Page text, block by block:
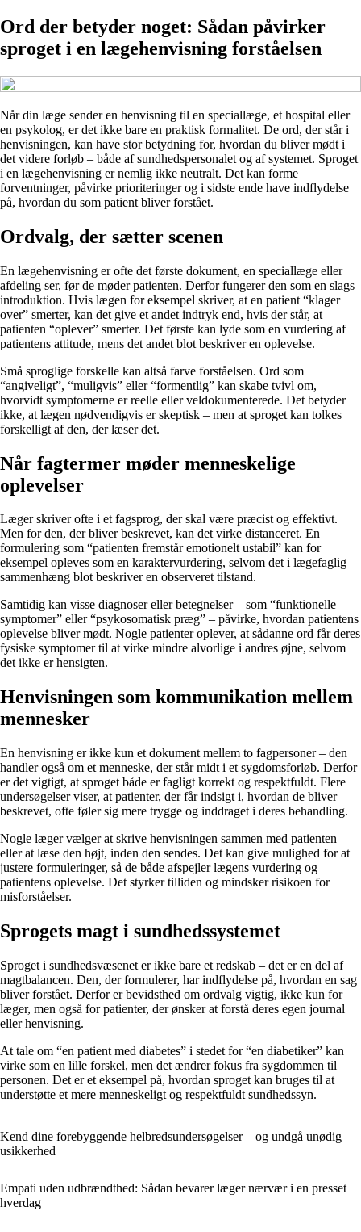
Ord der betyder noget: Sådan påvirker
sproget i en lægehenvisning forståelsen
Når din læge sender en henvisning til en speciallæge, et hospital eller
en psykolog, er det ikke bare en praktisk formalitet. De ord, der står i
henvisningen, kan have stor betydning for, hvordan du bliver mødt i
det videre forløb – både af sundhedspersonalet og af systemet. Sproget
i en lægehenvisning er nemlig ikke neutralt. Det kan forme
forventninger, påvirke prioriteringer og i sidste ende have indflydelse
på, hvordan du som patient bliver forstået.
Ordvalg, der sætter scenen
En lægehenvisning er ofte det første dokument, en speciallæge eller
afdeling ser, før de møder patienten. Derfor fungerer den som en slags
introduktion. Hvis lægen for eksempel skriver, at en patient “klager
over” smerter, kan det give et andet indtryk end, hvis der står, at
patienten “oplever” smerter. Det første kan lyde som en vurdering af
patientens attitude, mens det andet blot beskriver en oplevelse.
Små sproglige forskelle kan altså farve forståelsen. Ord som
“angiveligt”, “muligvis” eller “formentlig” kan skabe tvivl om,
hvorvidt symptomerne er reelle eller veldokumenterede. Det betyder
ikke, at lægen nødvendigvis er skeptisk – men at sproget kan tolkes
forskelligt af den, der læser det.
Når fagtermer møder menneskelige
oplevelser
Læger skriver ofte i et fagsprog, der skal være præcist og effektivt.
Men for den, der bliver beskrevet, kan det virke distanceret. En
formulering som “patienten fremstår emotionelt ustabil” kan for
eksempel opleves som en karaktervurdering, selvom det i lægefaglig
sammenhæng blot beskriver en observeret tilstand.
Samtidig kan visse diagnoser eller betegnelser – som “funktionelle
symptomer” eller “psykosomatisk præg” – påvirke, hvordan patientens
oplevelse bliver mødt. Nogle patienter oplever, at sådanne ord får deres
fysiske symptomer til at virke mindre alvorlige i andres øjne, selvom
det ikke er hensigten.
Henvisningen som kommunikation mellem
mennesker
En henvisning er ikke kun et dokument mellem to fagpersoner – den
handler også om et menneske, der står midt i et sygdomsforløb. Derfor
er det vigtigt, at sproget både er fagligt korrekt og respektfuldt. Flere
undersøgelser viser, at patienter, der får indsigt i, hvordan de bliver
beskrevet, ofte føler sig mere trygge og inddraget i deres behandling.
Nogle læger vælger at skrive henvisningen sammen med patienten
eller at læse den højt, inden den sendes. Det kan give mulighed for at
justere formuleringer, så de både afspejler lægens vurdering og
patientens oplevelse. Det styrker tilliden og mindsker risikoen for
misforståelser.
Sprogets magt i sundhedssystemet
Sproget i sundhedsvæsenet er ikke bare et redskab – det er en del af
magtbalancen. Den, der formulerer, har indflydelse på, hvordan en sag
bliver forstået. Derfor er bevidsthed om ordvalg vigtig, ikke kun for
læger, men også for patienter, der ønsker at forstå deres egen journal
eller henvisning.
At tale om “en patient med diabetes” i stedet for “en diabetiker” kan
virke som en lille forskel, men det ændrer fokus fra sygdommen til
personen. Det er et eksempel på, hvordan sproget kan bruges til at
understøtte et mere menneskeligt og respektfuldt sundhedssyn.
Kend dine forebyggende helbredsundersøgelser – og undgå unødig
usikkerhed
Empati uden udbrændthed: Sådan bevarer læger nærvær i en presset
hverdag